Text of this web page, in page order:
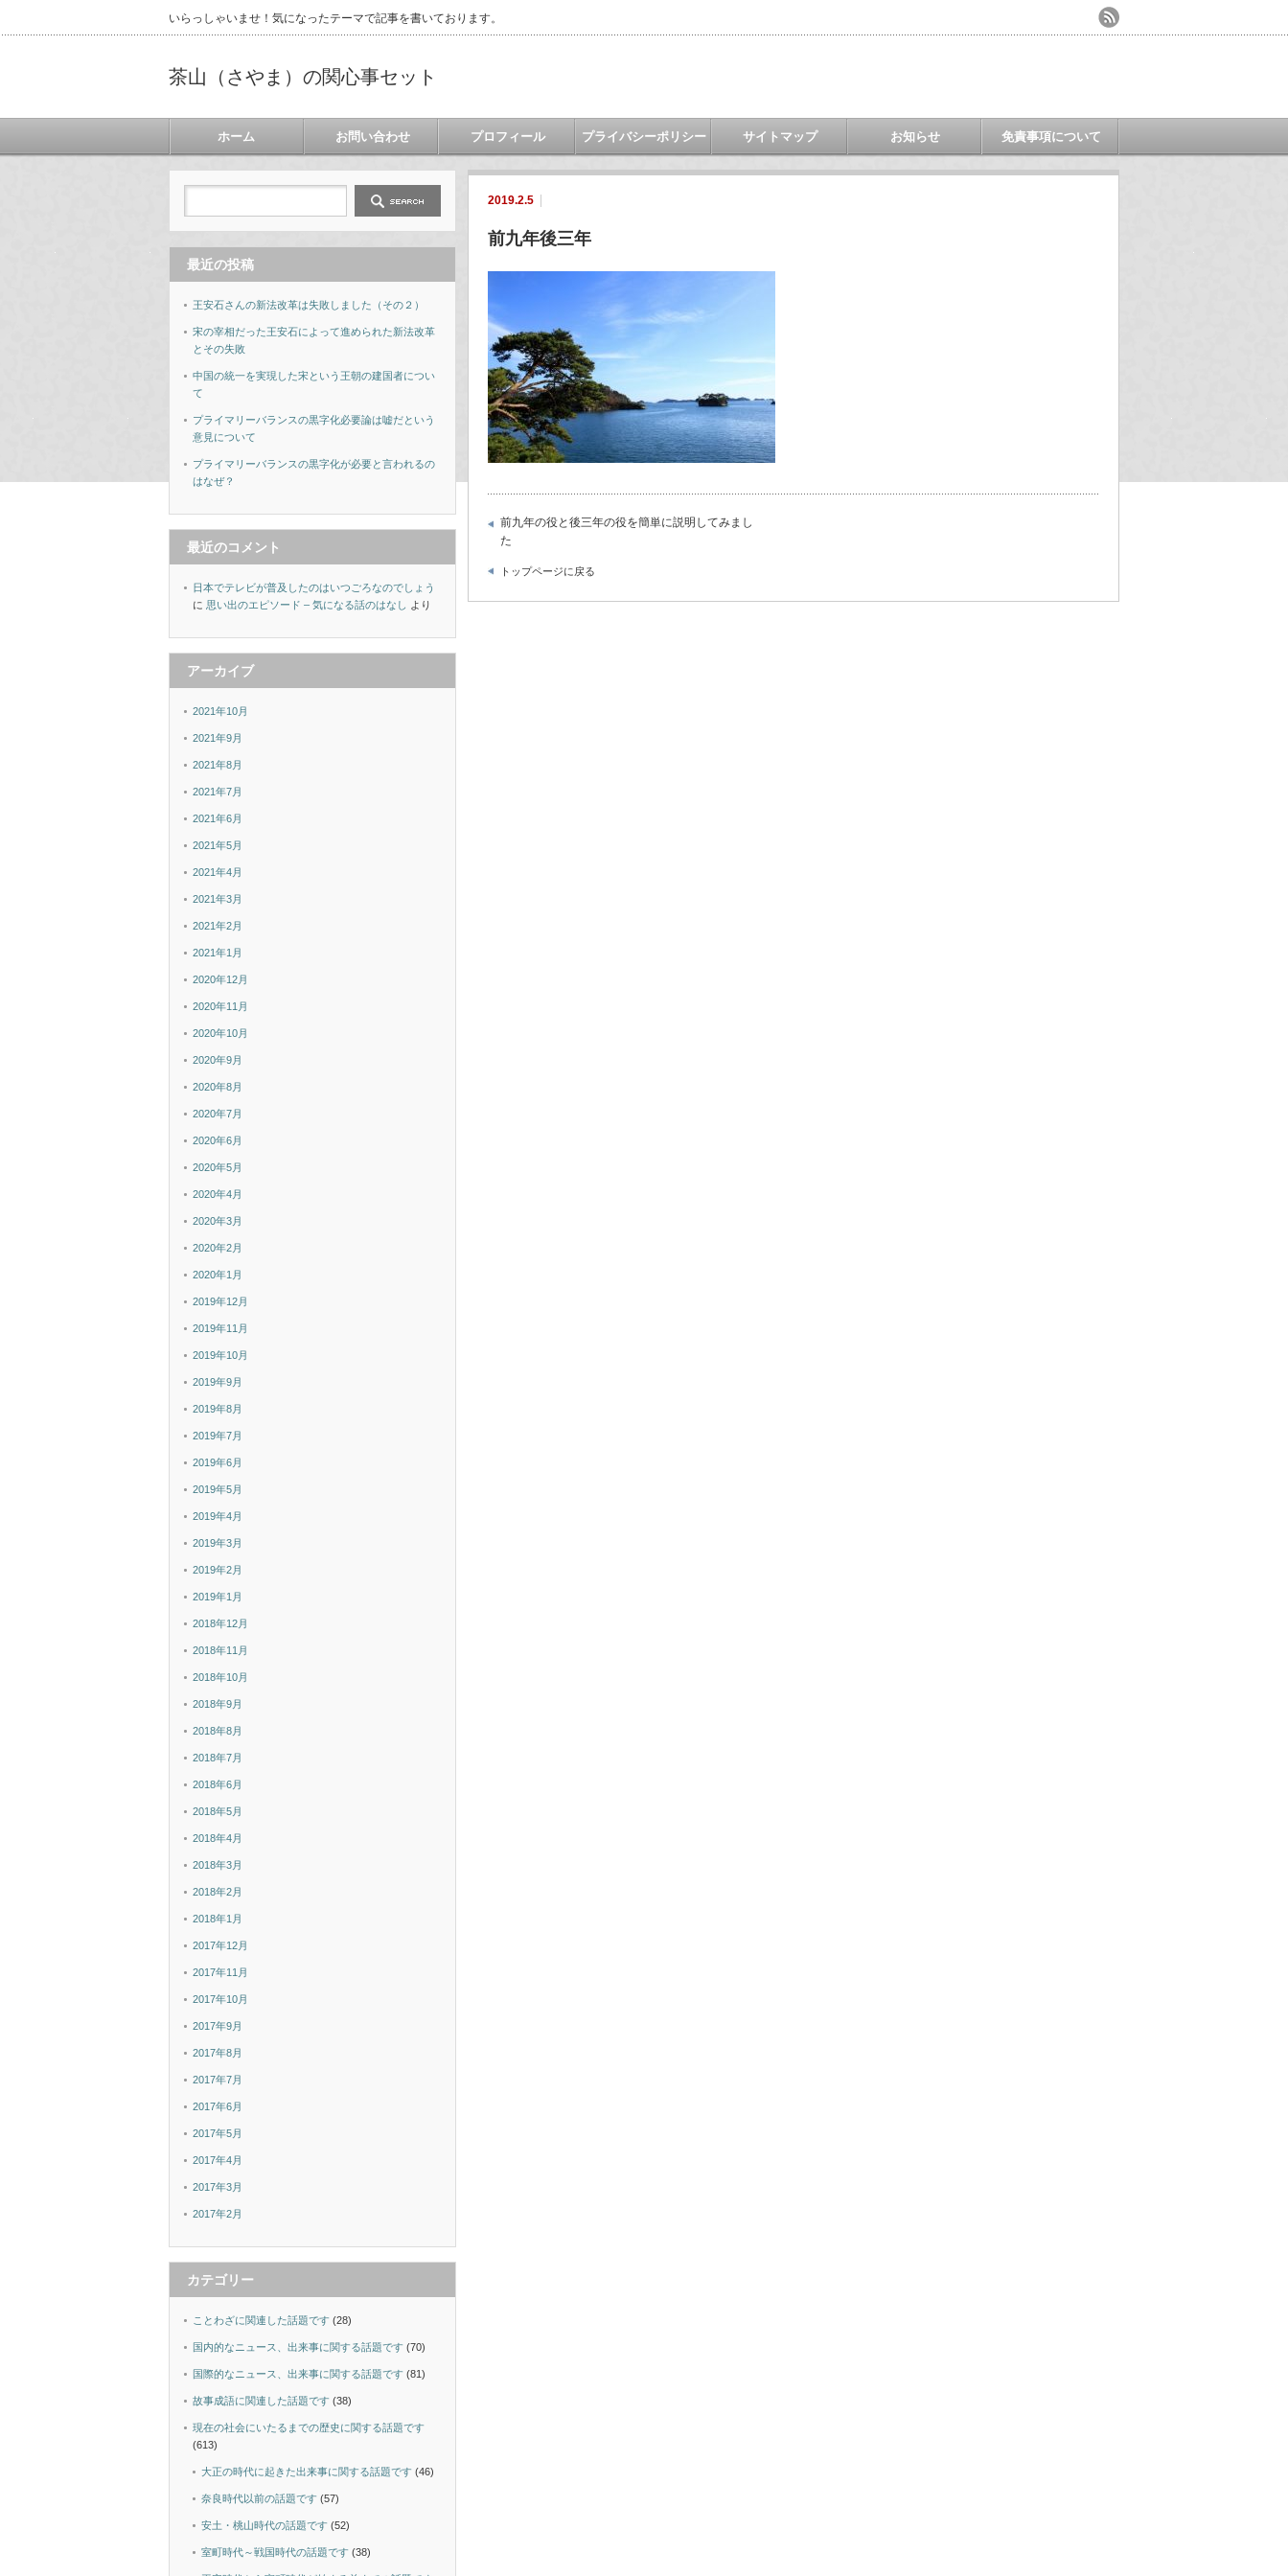
いらっしゃいませ！気になったテーマで記事を書いております。
茶山（さやま）の関心事セット
ホーム お問い合わせ プロフィール プライバシーポリシー サイトマップ お知らせ 免責事項について
2019.2.5
前九年後三年
前九年の役と後三年の役を簡単に説明してみまし
た
トップページに戻る
最近の投稿
王安石さんの新法改革は失敗しました（その２）
宋の宰相だった王安石によって進められた新法改革
とその失敗
中国の統一を実現した宋という王朝の建国者につい
て
プライマリーバランスの黒字化必要論は嘘だという
意見について
プライマリーバランスの黒字化が必要と言われるの
はなぜ？
最近のコメント
日本でテレビが普及したのはいつごろなのでしょう
に 思い出のエピソード – 気になる話のはなし より
アーカイブ
2021年10月
2021年9月
2021年8月
2021年7月
2021年6月
2021年5月
2021年4月
2021年3月
2021年2月
2021年1月
2020年12月
2020年11月
2020年10月
2020年9月
2020年8月
2020年7月
2020年6月
2020年5月
2020年4月
2020年3月
2020年2月
2020年1月
2019年12月
2019年11月
2019年10月
2019年9月
2019年8月
2019年7月
2019年6月
2019年5月
2019年4月
2019年3月
2019年2月
2019年1月
2018年12月
2018年11月
2018年10月
2018年9月
2018年8月
2018年7月
2018年6月
2018年5月
2018年4月
2018年3月
2018年2月
2018年1月
2017年12月
2017年11月
2017年10月
2017年9月
2017年8月
2017年7月
2017年6月
2017年5月
2017年4月
2017年3月
2017年2月
カテゴリー
ことわざに関連した話題です (28)
国内的なニュース、出来事に関する話題です (70)
国際的なニュース、出来事に関する話題です (81)
故事成語に関連した話題です (38)
現在の社会にいたるまでの歴史に関する話題です
(613)
大正の時代に起きた出来事に関する話題です (46)
奈良時代以前の話題です (57)
安土・桃山時代の話題です (52)
室町時代～戦国時代の話題です (38)